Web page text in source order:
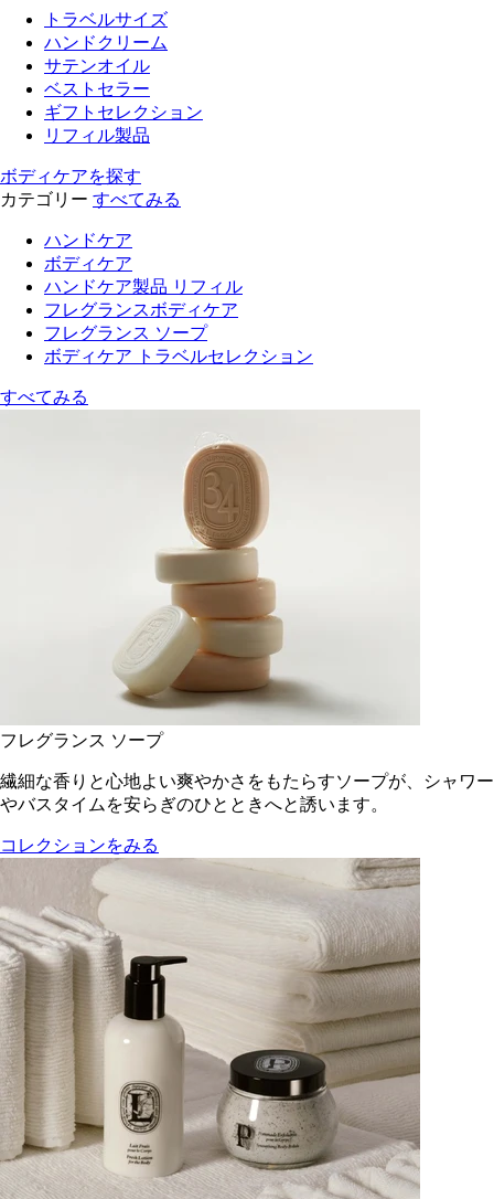
トラベルサイズ
ハンドクリーム
サテンオイル
ベストセラー
ギフトセレクション
リフィル製品
ボディケアを探す
カテゴリー すべてみる
ハンドケア
ボディケア
ハンドケア製品 リフィル
フレグランスボディケア
フレグランス ソープ
ボディケア トラベルセレクション
すべてみる
フレグランス ソープ
繊細な香りと心地よい爽やかさをもたらすソープが、シャワー
やバスタイムを安らぎのひとときへと誘います。
コレクションをみる